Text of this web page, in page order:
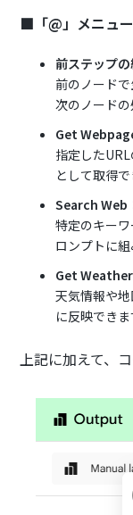
■「@」メニュ
前ステップの
前のノード
次のノードの
Get
指定した
として取得で
Search Web
特定のキー
ロンプトに組
Get
天気情報や
に反映できま
上記に加えて、